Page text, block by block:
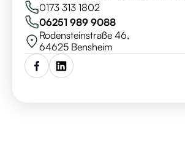
0173 313 1802
06251 989 9088
Rodensteinstraße 46,
64625 Bensheim